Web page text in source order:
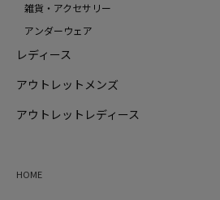
雑貨・アクセサリー
アンダーウェア
レディース
アウトレットメンズ
アウトレットレディース
HOME